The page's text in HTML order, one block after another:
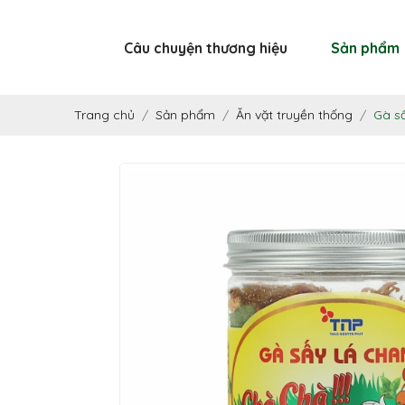
Câu chuyện thương hiệu Sản phẩm
Trang chủ Sản phẩm Ăn vặt truyền thống Gà